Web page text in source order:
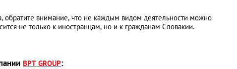
внимание, что не каждым видом деятельности можно
не только к иностранцам, но и к гражданам Словакии.
BPT GROUP: